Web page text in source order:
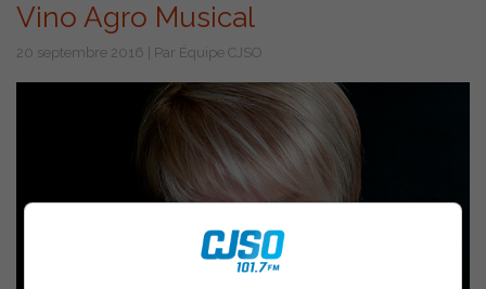
Vino Agro Musical
20 septembre 2016 | Par Équipe CJSO